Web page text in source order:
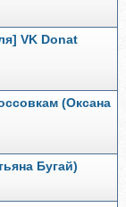
VK Donat
(Оксана
Бугай)